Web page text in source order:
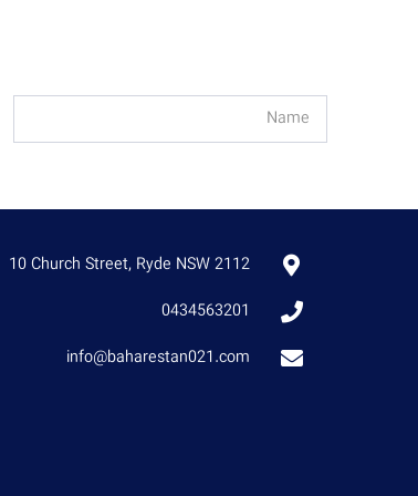
10 Church Street, Ryde NSW 2112
0434563201
info@baharestan021.com